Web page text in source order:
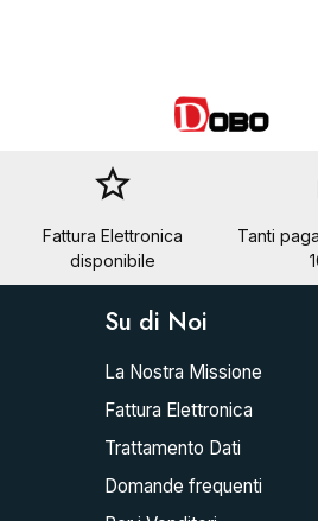
star_border
Fattura Elettronica
disponibile
Tanti
Su di Noi
La Nostra Missione
Fattura Elettronica
Trattamento Dati
Domande frequenti